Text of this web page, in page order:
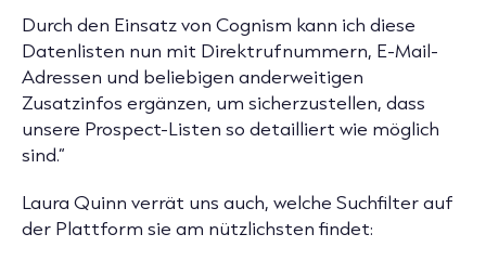
Durch den Einsatz von Cognism kann ich diese
Datenlisten nun mit Direktrufnummern, E-Mail-
Adressen und beliebigen anderweitigen
Zusatzinfos ergänzen, um sicherzustellen, dass
unsere Prospect-Listen so detailliert wie möglich
sind.“
Laura Quinn verrät uns auch, welche Suchfilter auf
der Plattform sie am nützlichsten findet: